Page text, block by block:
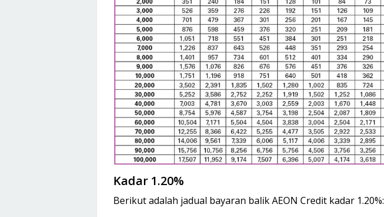
Kadar 1.20%
Berikut adalah jadual bayaran balik AEON Credit kadar 1.20%: